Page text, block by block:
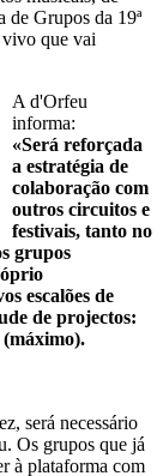
de Grupos da 19ª
que vai
A d'Orfeu
informa:
«Será reforçada
a estratégia de
colaboração com
outros circuitos e
festivais, tanto no
grupos
escalões de
de projectos:
(máximo).
será necessário
Os grupos que já
à plataforma com